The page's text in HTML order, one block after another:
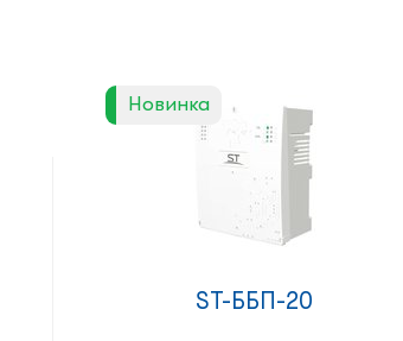
Новинка
ST-ББП-20